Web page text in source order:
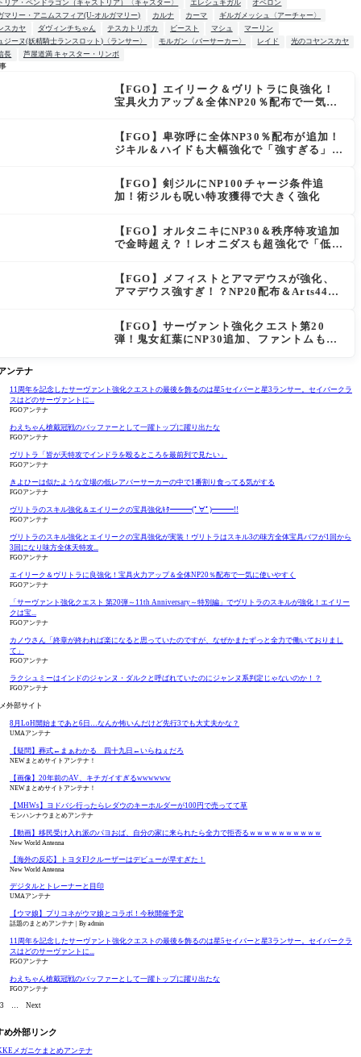
リア・ペンドラゴン（キャストリア）〈キャスター〉
エレシュキガル
オベロン
マリー・アニムスフィア(U-オルガマリー)
カルナ カーマ
ギルガメッシュ〈アーチャー〉
スカヤ
ダヴィンチちゃん テスカトリポカ ビースト マシュ
マーリン
ジーヌ(妖精騎士ランスロット)〈ランサー〉
モルガン〈バーサーカー〉 レイド
光のコヤンスカヤ
長
芦屋道満 キャスター・リンボ
【FGO】エイリーク＆ヴリトラに良強化！
宝具火力アップ＆全体NP20％配布で一気に
【FGO】卑弥呼に全体NP30％配布が追加！
ジキル＆ハイドも大幅強化で「強すぎる」の
【FGO】剣ジルにNP100チャージ条件追
加！術ジルも呪い特攻獲得で大きく強化
【FGO】オルタニキにNP30＆秩序特攻追加
で金時超え？！レオニダスも超強化で「低レ
【FGO】メフィストとアマデウスが強化、
アマデウス強すぎ！？NP20配布＆Arts44％
【FGO】サーヴァント強化クエスト第20
弾！鬼女紅葉にNP30追加、ファントムも大
ンテナ
11周年を記念したサーヴァント強化クエストの最後を飾るのは星5セイバーと星3ランサー。セイバークラ
スはどのサーヴァントに...
FGOアンテナ
わえちゃん槍戴冠戦のバッファーとして一躍トップに躍り出たな
FGOアンテナ
ヴリトラ「皆が天特攻でインドラを殴るところを最前列で見たい」
FGOアンテナ
きよひーは似たような立場の低レアバーサーカーの中で1番割り食ってる気がする
FGOアンテナ
ヴリトラのスキル強化＆エイリークの宝具強化ｷﾀ━━━(ﾟ∀ﾟ)━━━!!
FGOアンテナ
ヴリトラのスキル強化とエイリークの宝具強化が実装！ヴリトラはスキル3の味方全体宝具バフが1回から
3回になり味方全体天特攻...
FGOアンテナ
エイリーク＆ヴリトラに良強化！宝具火力アップ＆全体NP20％配布で一気に使いやすく
FGOアンテナ
「サーヴァント強化クエスト 第20弾～11th Anniversary～特別編」でヴリトラのスキルが強化！エイリー
クは宝...
FGOアンテナ
カノウさん「終章が終われば楽になると思っていたのですが、なぜかまたずっと全力で働いておりまし
て」
FGOアンテナ
ラクシュミーはインドのジャンヌ・ダルクと呼ばれていたのにジャンヌ系判定じゃないのか！？
FGOアンテナ
外部サイト
8月LoH開始まであと6日…なんか怖いんだけど先行3でも大丈夫かな？
UMAアンテナ
【疑問】葬式←まぁわかる 四十九日←いらねぇだろ
NEWまとめサイトアンテナ！
【画像】20年前のAV、キチガイすぎるwwwwww
NEWまとめサイトアンテナ！
【MHWs】ヨドバシ行ったらレダウのキーホルダーが100円で売ってて草
モンハンナウまとめアンテナ
【動画】移民受け入れ派のパヨおば、自分の家に来られたら全力で拒否るｗｗｗｗｗｗｗｗｗｗ
New World Antenna
【海外の反応】トヨタFJクルーザーはデビューが早すぎた！
New World Antenna
デジタルとトレーナーと目印
UMAアンテナ
【ウマ娘】プリコネがウマ娘とコラボ！今秋開催予定
話題のまとめアンテナ By admin
11周年を記念したサーヴァント強化クエストの最後を飾るのは星5セイバーと星3ランサー。セイバークラ
スはどのサーヴァントに...
FGOアンテナ
わえちゃん槍戴冠戦のバッファーとして一躍トップに躍り出たな
FGOアンテナ
3 Next
め外部リンク
メガニケまとめアンテナ